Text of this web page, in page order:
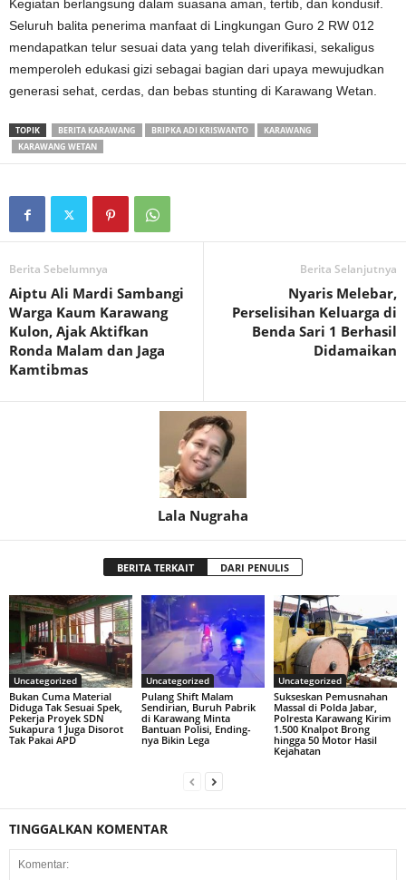
Kegiatan berlangsung dalam suasana aman, tertib, dan kondusif.
Seluruh balita penerima manfaat di Lingkungan Guro 2 RW 012
mendapatkan telur sesuai data yang telah diverifikasi, sekaligus
memperoleh edukasi gizi sebagai bagian dari upaya mewujudkan
generasi sehat, cerdas, dan bebas stunting di Karawang Wetan.
TOPIK BERITA KARAWANG BRIPKA ADI KRISWANTO
KARAWANG
KARAWANG WETAN
Berita Sebelumnya
Aiptu Ali Mardi Sambangi
Warga Kaum Karawang
Kulon, Ajak Aktifkan
Ronda Malam dan Jaga
Kamtibmas
Berita Selanjutnya
Nyaris Melebar,
Perselisihan Keluarga di
Benda Sari 1 Berhasil
Didamaikan
Lala Nugraha
BERITA TERKAIT DARI PENULIS
Uncategorized
Bukan Cuma Material
Diduga Tak Sesuai Spek,
Pekerja Proyek SDN
Sukapura 1 Juga Disorot
Tak Pakai APD
Uncategorized
Pulang Shift Malam
Sendirian, Buruh Pabrik
di Karawang Minta
Bantuan Polisi, Ending-
nya Bikin Lega
Uncategorized
Sukseskan Pemusnahan
Massal di Polda Jabar,
Polresta Karawang Kirim
1.500 Knalpot Brong
hingga 50 Motor Hasil
Kejahatan
TINGGALKAN KOMENTAR